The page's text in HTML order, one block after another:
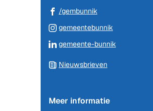
paginainhoud
/gembunnik(Verwijst
naar
externe
gemeentebunnik(Verwijst
naar
gemeente-bunnik(Verwijst
Nieuwsbrieven
Meer informatie